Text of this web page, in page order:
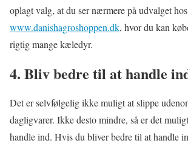
oplagt valg, at du ser nærmere på udvalget hos
www.danishagroshoppen.dk, hvor du kan
rigtig mange kæledyr.
4. Bliv bedre til at handle
Det er selvfølgelig ikke muligt at slippe
dagligvarer. Ikke desto mindre, så er det
handle ind. Hvis du bliver bedre til at handle